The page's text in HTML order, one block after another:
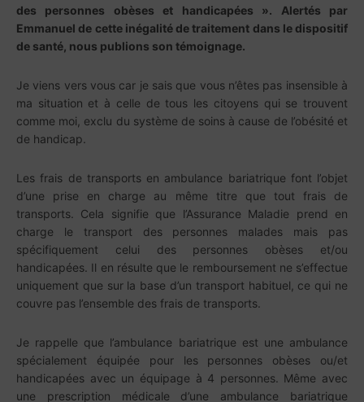
des personnes obèses et handicapées ». Alertés par
Emmanuel de cette inégalité de traitement dans le dispositif
de santé, nous publions son témoignage.
Je viens vers vous car je sais que vous n’êtes pas insensible à
ma situation et à celle de tous les citoyens qui se trouvent
comme moi, exclu du système de soins à cause de l’obésité et
de handicap.
Les frais de transports en ambulance bariatrique font l’objet
d’une prise en charge au même titre que tout frais de
transports. Cela signifie que l’Assurance Maladie prend en
charge le transport des personnes malades mais pas
spécifiquement celui des personnes obèses et/ou
handicapées. Il en résulte que le remboursement ne s’effectue
uniquement que sur la base d’un transport habituel, ce qui ne
couvre pas l’ensemble des frais de transports.
Je rappelle que l’ambulance bariatrique est une ambulance
spécialement équipée pour les personnes obèses ou/et
handicapées avec un équipage à 4 personnes. Même avec
une prescription médicale d’une ambulance bariatrique